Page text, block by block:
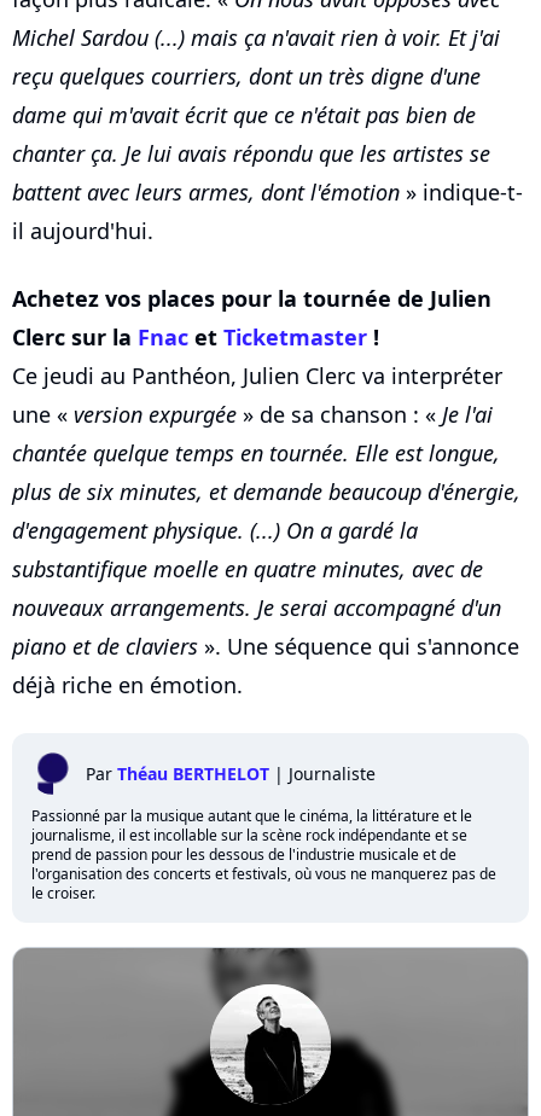
Michel Sardou (...) mais ça n'avait rien à voir. Et j'ai
reçu quelques courriers, dont un très digne d'une
dame qui m'avait écrit que ce n'était pas bien de
chanter ça. Je lui avais répondu que les artistes se
battent avec leurs armes, dont l'émotion » indique-t-
il aujourd'hui.
Achetez vos places pour la tournée de Julien
Clerc sur la Fnac et Ticketmaster !
Ce jeudi au Panthéon, Julien Clerc va interpréter
une « version expurgée » de sa chanson : « Je l'ai
chantée quelque temps en tournée. Elle est longue,
plus de six minutes, et demande beaucoup d'énergie,
d'engagement physique. (...) On a gardé la
substantifique moelle en quatre minutes, avec de
nouveaux arrangements. Je serai accompagné d'un
piano et de claviers ». Une séquence qui s'annonce
déjà riche en émotion.
Par Théau BERTHELOT | Journaliste
Passionné par la musique autant que le cinéma, la littérature et le
journalisme, il est incollable sur la scène rock indépendante et se
prend de passion pour les dessous de l'industrie musicale et de
l'organisation des concerts et festivals, où vous ne manquerez pas de
le croiser.